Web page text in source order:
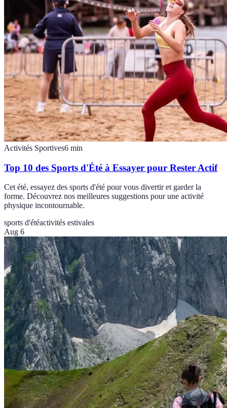
Activités Sportives6 min
Top 10 des Sports d'Été à Essayer pour Rester Actif
Cet été, essayez des sports d'été pour vous divertir et garder la
forme. Découvrez nos meilleures suggestions pour une activité
physique incontournable.
sports d'étéactivités estivales
Aug 6